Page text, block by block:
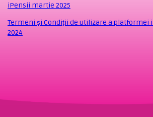
iPensii martie 2025
Termeni și Condiții de utilizare a platformei
2024